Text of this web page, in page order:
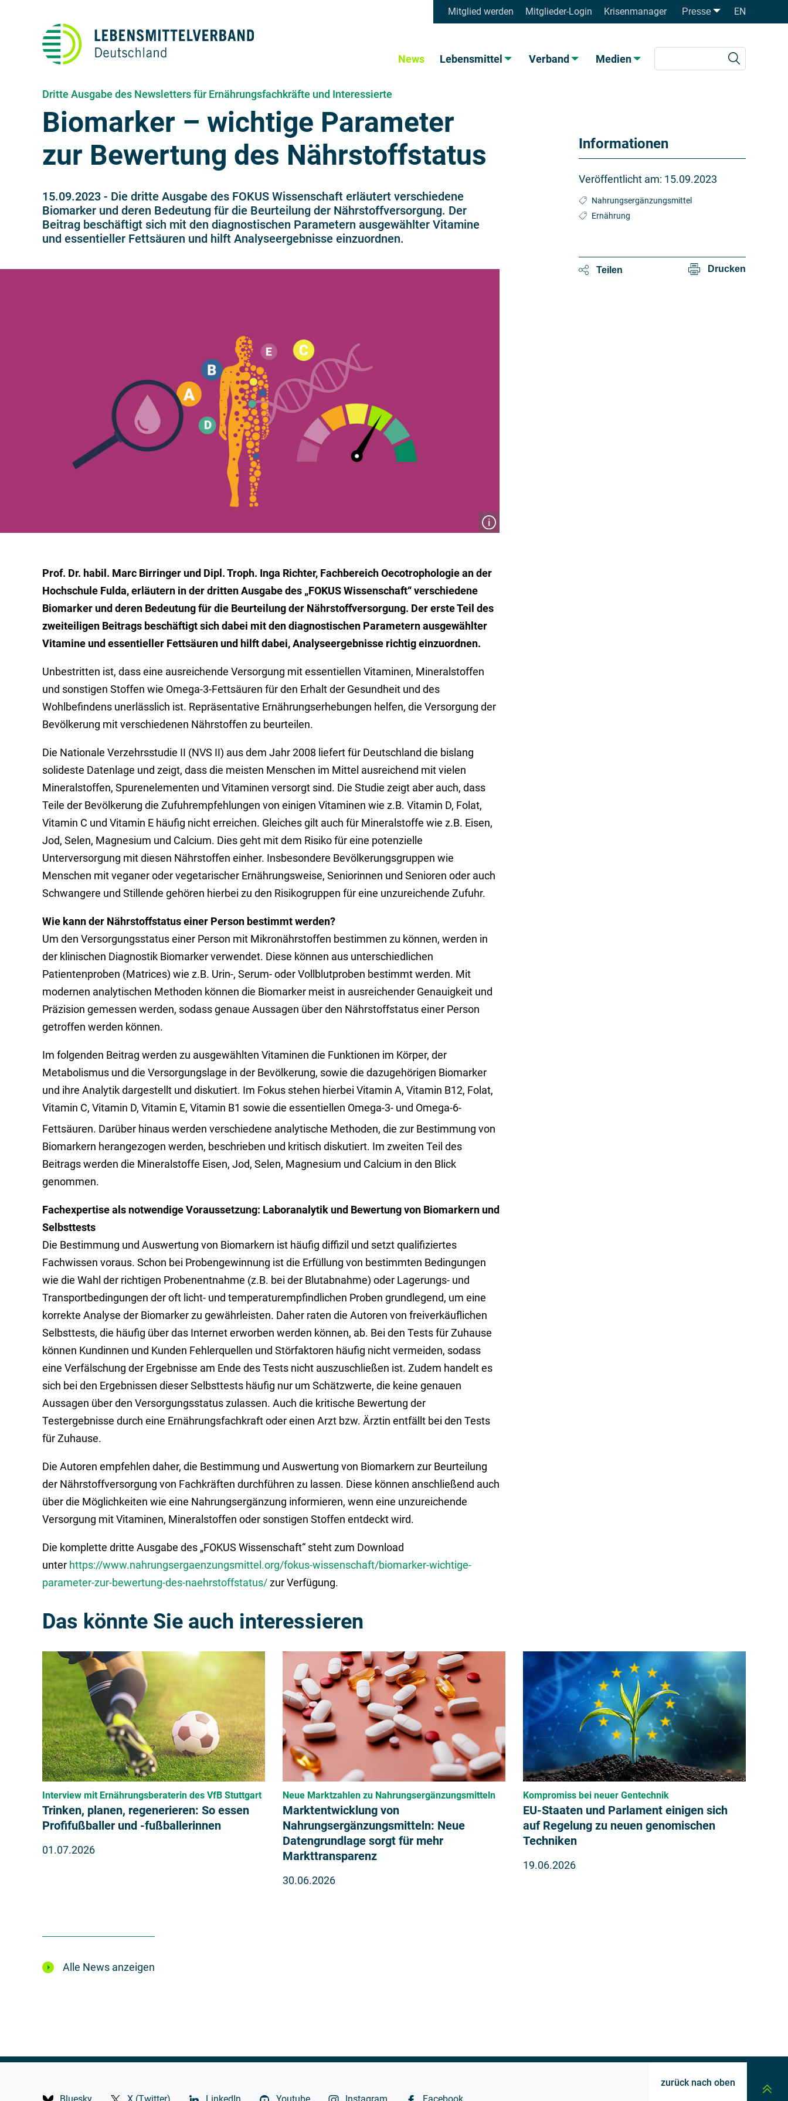
Mitglied werden Mitglieder-Login Krisenmanager Presse EN
News Lebensmittel Verband Medien
Dritte Ausgabe des Newsletters für Ernährungsfachkräfte und Interessierte
Biomarker – wichtige Parameter
zur Bewertung des Nährstoffstatus
15.09.2023 - Die dritte Ausgabe des FOKUS Wissenschaft erläutert verschiedene
Biomarker und deren Bedeutung für die Beurteilung der Nährstoffversorgung. Der
Beitrag beschäftigt sich mit den diagnostischen Parametern ausgewählter Vitamine
und essentieller Fettsäuren und hilft Analyseergebnisse einzuordnen.
Prof. Dr. habil. Marc Birringer und Dipl. Troph. Inga Richter, Fachbereich Oecotrophologie an der
Hochschule Fulda, erläutern in der dritten Ausgabe des „FOKUS Wissenschaft“ verschiedene
Biomarker und deren Bedeutung für die Beurteilung der Nährstoffversorgung. Der erste Teil des
zweiteiligen Beitrags beschäftigt sich dabei mit den diagnostischen Parametern ausgewählter
Vitamine und essentieller Fettsäuren und hilft dabei, Analyseergebnisse richtig einzuordnen.
Unbestritten ist, dass eine ausreichende Versorgung mit essentiellen Vitaminen, Mineralstoffen
und sonstigen Stoffen wie Omega-3-Fettsäuren für den Erhalt der Gesundheit und des
Wohlbefindens unerlässlich ist. Repräsentative Ernährungserhebungen helfen, die Versorgung der
Bevölkerung mit verschiedenen Nährstoffen zu beurteilen.
Die Nationale Verzehrsstudie II (NVS II) aus dem Jahr 2008 liefert für Deutschland die bislang
solideste Datenlage und zeigt, dass die meisten Menschen im Mittel ausreichend mit vielen
Mineralstoffen, Spurenelementen und Vitaminen versorgt sind. Die Studie zeigt aber auch, dass
Teile der Bevölkerung die Zufuhrempfehlungen von einigen Vitaminen wie z.B. Vitamin D, Folat,
Vitamin C und Vitamin E häufig nicht erreichen. Gleiches gilt auch für Mineralstoffe wie z.B. Eisen,
Jod, Selen, Magnesium und Calcium. Dies geht mit dem Risiko für eine potenzielle
Unterversorgung mit diesen Nährstoffen einher. Insbesondere Bevölkerungsgruppen wie
Menschen mit veganer oder vegetarischer Ernährungsweise, Seniorinnen und Senioren oder auch
Schwangere und Stillende gehören hierbei zu den Risikogruppen für eine unzureichende Zufuhr.
Wie kann der Nährstoffstatus einer Person bestimmt werden?
Um den Versorgungsstatus einer Person mit Mikronährstoffen bestimmen zu können, werden in
der klinischen Diagnostik Biomarker verwendet. Diese können aus unterschiedlichen
Patientenproben (Matrices) wie z.B. Urin-, Serum- oder Vollblutproben bestimmt werden. Mit
modernen analytischen Methoden können die Biomarker meist in ausreichender Genauigkeit und
Präzision gemessen werden, sodass genaue Aussagen über den Nährstoffstatus einer Person
getroffen werden können.
Im folgenden Beitrag werden zu ausgewählten Vitaminen die Funktionen im Körper, der
Metabolismus und die Versorgungslage in der Bevölkerung, sowie die dazugehörigen Biomarker
und ihre Analytik dargestellt und diskutiert. Im Fokus stehen hierbei Vitamin A, Vitamin B12, Folat,
Vitamin C, Vitamin D, Vitamin E, Vitamin B1 sowie die essentiellen Omega-3- und Omega-6-
Fettsäuren. Darüber hinaus werden verschiedene analytische Methoden, die zur Bestimmung von
Biomarkern herangezogen werden, beschrieben und kritisch diskutiert. Im zweiten Teil des
Beitrags werden die Mineralstoffe Eisen, Jod, Selen, Magnesium und Calcium in den Blick
genommen.
Fachexpertise als notwendige Voraussetzung: Laboranalytik und Bewertung von Biomarkern und
Selbsttests
Die Bestimmung und Auswertung von Biomarkern ist häufig diffizil und setzt qualifiziertes
Fachwissen voraus. Schon bei Probengewinnung ist die Erfüllung von bestimmten Bedingungen
wie die Wahl der richtigen Probenentnahme (z.B. bei der Blutabnahme) oder Lagerungs- und
Transportbedingungen der oft licht- und temperaturempfindlichen Proben grundlegend, um eine
korrekte Analyse der Biomarker zu gewährleisten. Daher raten die Autoren von freiverkäuflichen
Selbsttests, die häufig über das Internet erworben werden können, ab. Bei den Tests für Zuhause
können Kundinnen und Kunden Fehlerquellen und Störfaktoren häufig nicht vermeiden, sodass
eine Verfälschung der Ergebnisse am Ende des Tests nicht auszuschließen ist. Zudem handelt es
sich bei den Ergebnissen dieser Selbsttests häufig nur um Schätzwerte, die keine genauen
Aussagen über den Versorgungsstatus zulassen. Auch die kritische Bewertung der
Testergebnisse durch eine Ernährungsfachkraft oder einen Arzt bzw. Ärztin entfällt bei den Tests
für Zuhause.
Die Autoren empfehlen daher, die Bestimmung und Auswertung von Biomarkern zur Beurteilung
der Nährstoffversorgung von Fachkräften durchführen zu lassen. Diese können anschließend auch
über die Möglichkeiten wie eine Nahrungsergänzung informieren, wenn eine unzureichende
Versorgung mit Vitaminen, Mineralstoffen oder sonstigen Stoffen entdeckt wird.
Die komplette dritte Ausgabe des „FOKUS Wissenschaft“ steht zum Download
unter https://www.nahrungsergaenzungsmittel.org/fokus-wissenschaft/biomarker-wichtige-
parameter-zur-bewertung-des-naehrstoffstatus/zur Verfügung.
Informationen
Veröffentlicht am: 15.09.2023
Nahrungsergänzungsmittel
Ernährung
Teilen Drucken
Das könnte Sie auch interessieren
Interview mit Ernährungsberaterin des VfB Stuttgart
Trinken, planen, regenerieren: So essen
Profifußballer und -fußballerinnen
01.07.2026
Neue Marktzahlen zu Nahrungsergänzungsmitteln
Marktentwicklung von
Nahrungsergänzungsmitteln: Neue
Datengrundlage sorgt für mehr
Markttransparenz
30.06.2026
Kompromiss bei neuer Gentechnik
EU-Staaten und Parlament einigen sich
auf Regelung zu neuen genomischen
Techniken
19.06.2026
Alle News anzeigen
zurück nach oben
Bluesky
X (Twitter) LinkedIn Youtube Instagram Facebook